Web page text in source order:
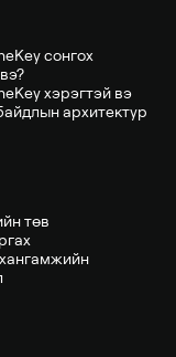
сонгох
хэрэгтэй вэ
архитектур
төв